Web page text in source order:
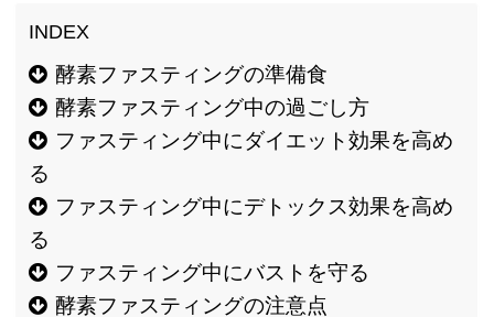
酵素ファスティングの準備食
酵素ファスティング中の過ごし方
ファスティング中にダイエット効果を高め
る
ファスティング中にデトックス効果を高め
る
ファスティング中にバストを守る
酵素ファスティングの注意点